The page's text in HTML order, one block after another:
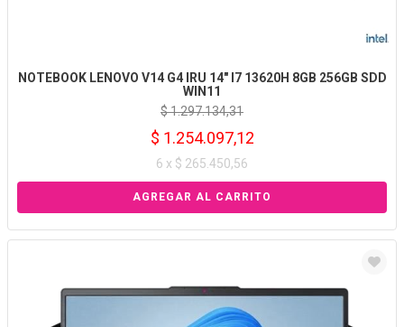
NOTEBOOK LENOVO V14 G4 IRU 14" I7 13620H 8GB 256GB SDD
WIN11
$ 1.297.134,31
$ 1.254.097,12
6 x $ 265.450,56